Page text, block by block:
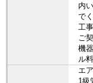
内
で
工
ご
機
ル
エ
1級